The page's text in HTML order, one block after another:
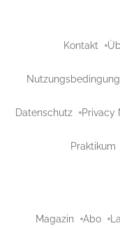
Kontakt
Datenschutz Privacy
Praktikum
Magazin Abo